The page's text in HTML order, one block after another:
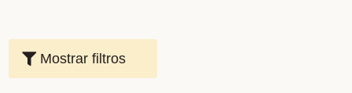
Mostrar filtros